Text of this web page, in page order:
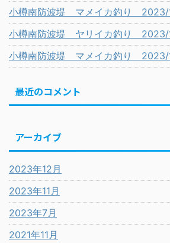
小樽南防波堤 マメイカ釣り 2023/
小樽南防波堤 ヤリイカ釣り 2023/
小樽南防波堤 マメイカ釣り 2023/
最近のコメント
アーカイブ
2023年12月
2023年11月
2023年7月
2021年11月